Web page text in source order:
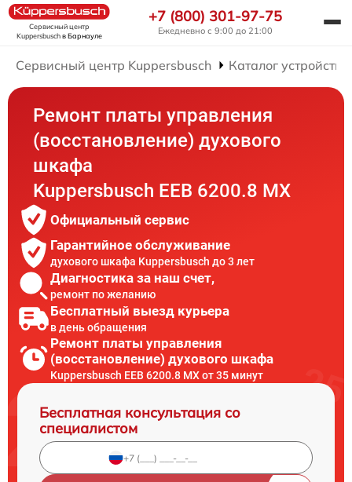
Сервисный центр
Kuppersbuschв Барнауле
+7 (800) 301-97-75
Ежедневно с 9:00 до 21:00
Сервисный центр Kuppersbusch Каталог устройств
Ремонт платы управления
(восстановление) духового
шкафа
Kuppersbusch EEB 6200.8 MX
Официальный сервис
Гарантийное обслуживание
духового шкафа Kuppersbusch до 3 лет
Диагностика за наш счет,
ремонт по желанию
Бесплатный выезд курьера
в день обращения
Ремонт платы управления
(восстановление) духового шкафа
Kuppersbusch EEB 6200.8 MX от 35 минут
Бесплатная консультация со
специалистом